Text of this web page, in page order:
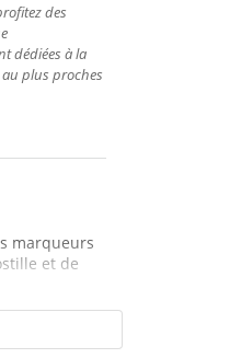
des
dédiées à la
plus proches
marqueurs
et de